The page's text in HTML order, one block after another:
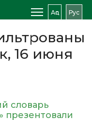
Аԥс Рус
16 июня
словарь
презентовали